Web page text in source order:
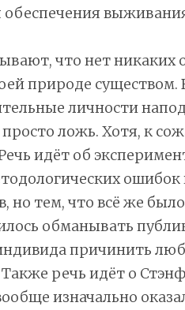
обеспечения
что нет никаких
природе существом.
личности
ложь. Хотя, к
идёт об
ошибок
но тем, что всё же
обманывать
причинить
Также речь идёт о
изначально